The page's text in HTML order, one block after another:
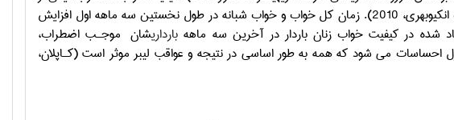
می باشد(ویلیام،میلر، کیو،کریپ، جلایی و انکیوبهری، 2010). زمان كل خواب و خواب شبانه در طول نخستين سه ماهه اول افزايش
در کیفیت خواب زنان باردار در آخرین سه ماهه بارداریشان موجـب اضطراب،
می شود که همه به طور اساسی در نتیجه و عواقب لیبر موثر است (كـاپلان،